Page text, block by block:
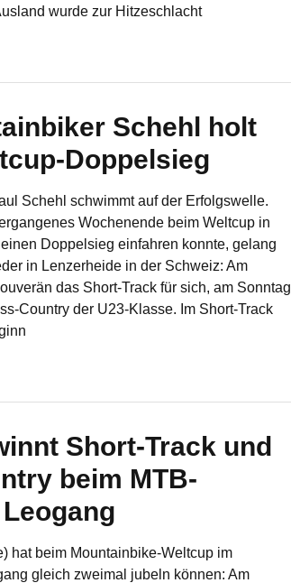
wurde zur Hitzeschlacht
Schehl holt
Doppelsieg
Schehl schwimmt auf der Erfolgswelle.
Wochenende beim Weltcup in
Doppelsieg einfahren konnte, gelang
in Lenzerheide in der Schweiz: Am
das Short-Track für sich, am Sonntag
Country der U23-Klasse. Im Short-Track
Short-Track und
beim MTB-
hat beim Mountainbike-Weltcup im
gleich zweimal jubeln können: Am